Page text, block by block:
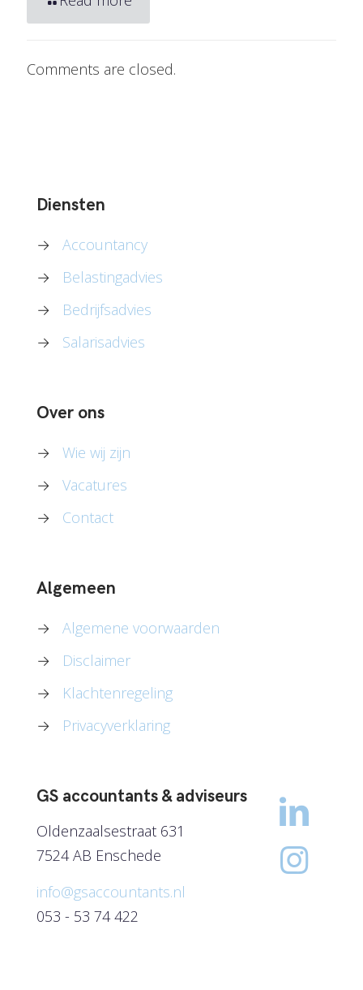
Comments are closed.
Diensten
→
Accountancy
→
Belastingadvies
→
Bedrijfsadvies
→
Salarisadvies
Over ons
→
Wie wij zijn
→
Vacatures
→
Contact
Algemeen
→
Algemene voorwaarden
→
Disclaimer
→
Klachtenregeling
→
Privacyverklaring
GS accountants & adviseurs
Oldenzaalsestraat 631
7524 AB Enschede
info@gsaccountants.nl
053 - 53 74 422